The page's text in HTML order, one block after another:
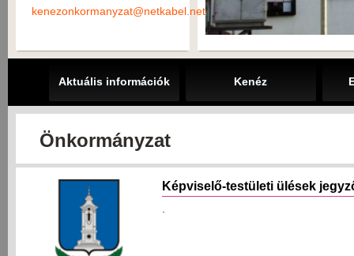
kenezonkormanyzat@netkabel.net
Aktuális információk Kenéz
Önkormányzat
Képviselő-testületi ülések